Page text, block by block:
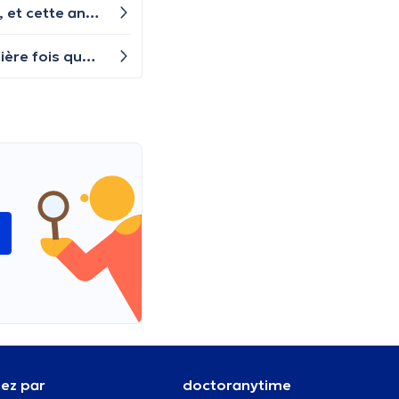
Bonjour, notre fils de 10 ans a plutôt facile à l'école, et semble s'ennuyer. C'était le cas en 1ère/2ème primaire, et cette année (5ème). Il a demandé de passer un test QI... mais on ne sait pas trop ce que ça peut lui apporter... Qu'en pensez-vous ? doit-on faire un bilan (avec un neuropsy ?)?
Bonjour, j'ai mes règles en continue depuis plusieurs semaines même avec mon anneau vaginal. C'est la première fois que ça m'arrive en 7 ans. Je n'ai aucun risque de grossesse mais dois-je m'inquiéter plus que ça ? Est-il nécessaire de prendre rendez-vous avec un.e gynécologue ? Merci !
par doctoranytime